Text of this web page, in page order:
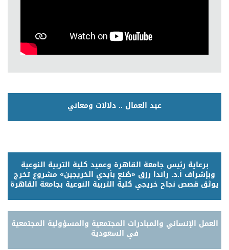
عيد العمال .. دلالات ومعاني
برعاية رئيس جامعة القاهرة وعميد كلية التربية النوعية
وبإشراف أ.د. راندا رزق «صُنع بأيدي الخريجين» مشروع تخرج
يوثق قصص نجاح خريجي كلية التربية النوعية بجامعة القاهرة
العمل الإنساني والمبادرات المجتمعية والمسؤولية المجتمعية
في السعودية